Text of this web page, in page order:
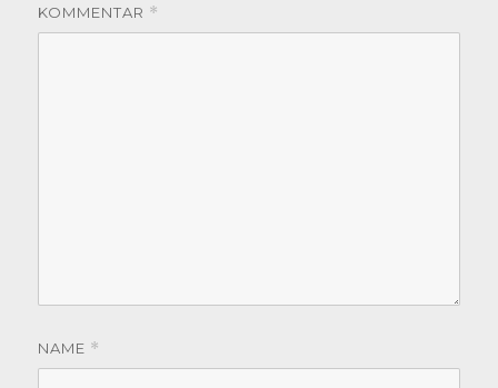
KOMMENTAR *
NAME *